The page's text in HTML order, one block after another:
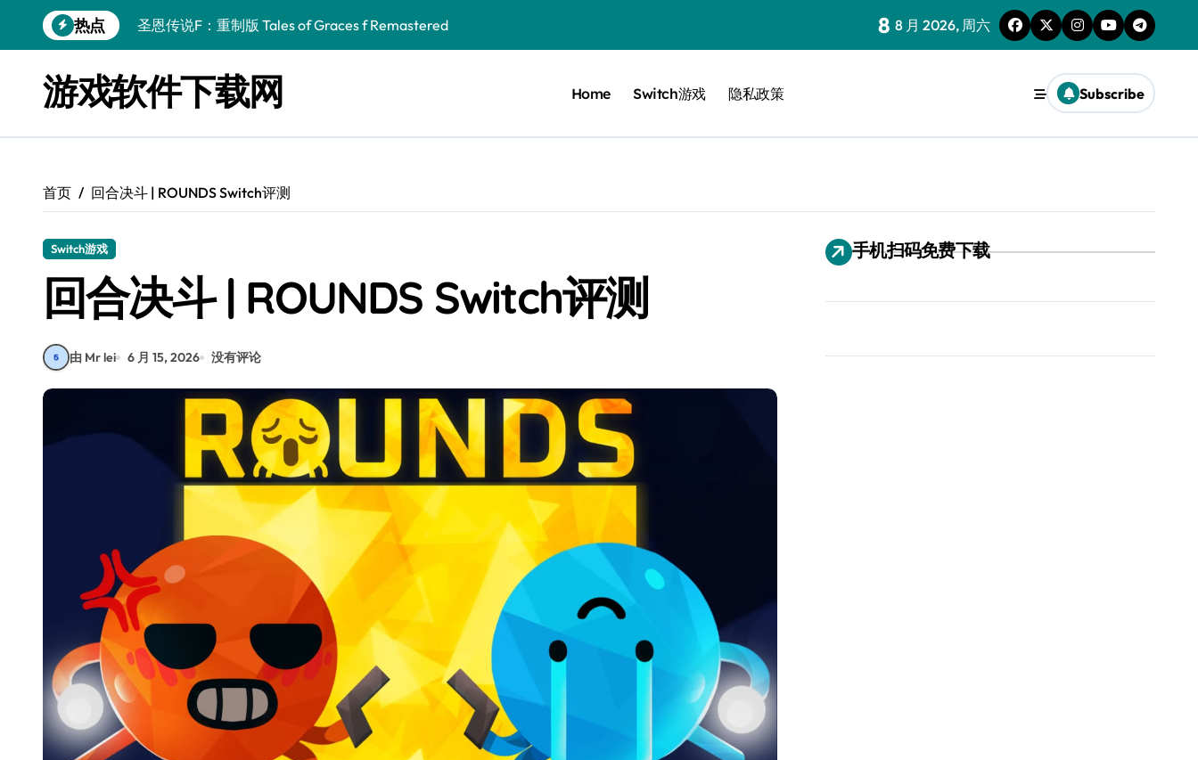
到
热点
圣恩传说F：重制版 Tales of Graces f Remastered
终焉之玛格诺利亚：雾中之花 ENDER MAGNOLIA Bloom in the mist
休闲运动系列：网球 Casual Sport Series Tennis
星球大战前传1：绝地力量之战 Star Wars Episode I Jedi Power Battles
阿瑞亚之旅 Worlds of Aria
阿喀琉斯：传说未竟之谜 Achilles Legends Untold
8 8 月 2026, 周六
游戏软件下载网 Home Switch游戏 隐私政策 Subscribe
首页 回合决斗 | ROUNDS Switch评测
Switch游戏
回合决斗 | ROUNDS Switch评测
由 Mr lei 6 月 15, 2026 没有评论
手机扫码免费下载